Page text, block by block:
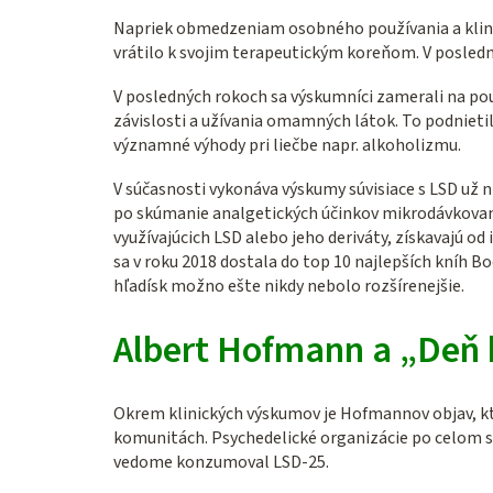
Napriek obmedzeniam osobného používania a
vrátilo k svojim terapeutickým koreňom. V
V posledných rokoch sa výskumníci zamerali na
závislosti a užívania omamných látok. To
významné výhody pri liečbe napr. alkoholizmu.
V súčasnosti vykonáva výskumy súvisiace s LSD
po skúmanie analgetických účinkov
využívajúcich LSD alebo jeho deriváty, získavajú
sa v roku 2018 dostala do top 10 najlepších kníh
hľadísk možno ešte nikdy nebolo rozšírenejšie.
Albert Hofmann a
Okrem klinických výskumov je Hofmannov objav,
komunitách. Psychedelické organizácie po
vedome konzumoval LSD-25.